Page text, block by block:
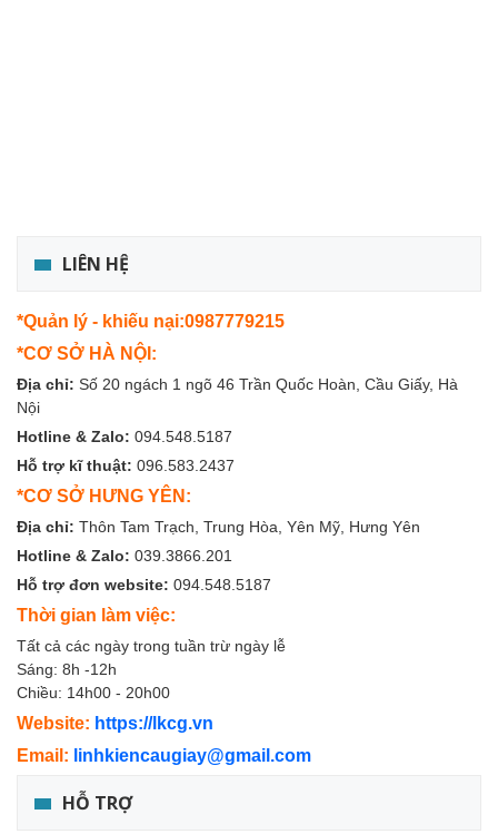
LIÊN HỆ
*Quản lý - khiếu nại:0987779215
*CƠ SỞ HÀ NỘI:
Địa chỉ: Số 20 ngách 1 ngõ 46 Trần Quốc Hoàn, Cầu Giấy, Hà
Nội
Hotline & Zalo: 094.548.5187
Hỗ trợ kĩ thuật: 096.583.2437
*CƠ SỞ HƯNG YÊN:
Địa chỉ: Thôn Tam Trạch, Trung Hòa, Yên Mỹ, Hưng Yên
Hotline & Zalo: 039.3866.201
Hỗ trợ đơn website: 094.548.5187
Thời gian làm việc:
Tất cả các ngày trong tuần trừ ngày lễ
Sáng: 8h -12h
Chiều: 14h00 - 20h00
Website: https://lkcg.vn
Email: linhkiencaugiay@gmail.com
HỖ TRỢ